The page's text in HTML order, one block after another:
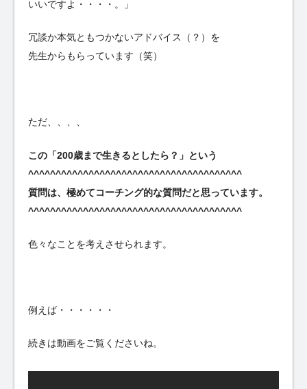
いいですよ・・・・。」
冗談か本気ともつかないアドバイス（？）を
先生からもらっています（笑）
ただ、、、、
この「200歳まで生きるとしたら？」という
^^^^^^^^^^^^^^^^^^^^^^^^^^^^^^^^^^^^^^^
質問は、極めてコーチング的な質問だと思っています。
^^^^^^^^^^^^^^^^^^^^^^^^^^^^^^^^^^^^^^^
色々なことを考えさせられます。
例えば・・・・・・
続きは動画をご覧くださいね。